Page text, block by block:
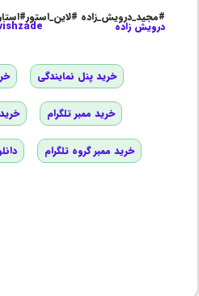
#مجید_درویش_زاده
درویش زاده
خرید پنل نمایندگی
خرید ممبر تلگرام
خرید ممبر گروه تلگرام